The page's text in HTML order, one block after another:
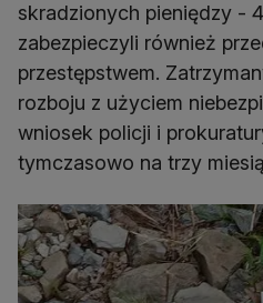
skradzionych pieniędzy -
zabezpieczyli również
przestępstwem.
rozboju z użyciem
wniosek policji i
tymczasowo na trzy